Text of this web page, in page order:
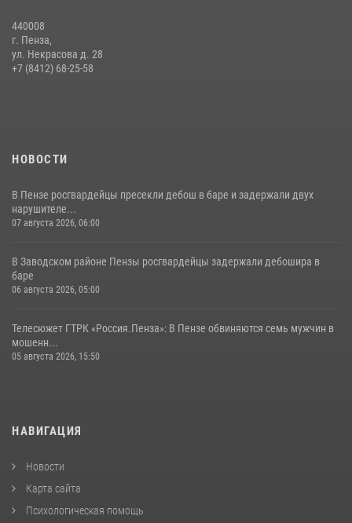
Начальник Управления Росгвардии по Пензенской области Павел
Пучков посетил 55-й Всероссийский Лермонтовский праздник
440008
г. Пенза,
ул. Некрасова д. 28
+7 (8412) 68-25-58
НОВОСТИ
В Пензе росгвардейцы пресекли дебош в баре и задержали двух
нарушителе...
07 августа 2026, 06:00
В Заводском районе Пензы росгвардейцы задержали дебошира в
баре
06 августа 2026, 05:00
Телесюжет ГТРК «Россия.Пенза»: В Пензе обвиняются семь мужчин в
мошенн...
05 августа 2026, 15:50
НАВИГАЦИЯ
Новости
Карта сайта
Психологическая помощь